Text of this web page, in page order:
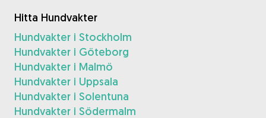
Hitta Hundvakter
Hundvakter i Stockholm
Hundvakter i Göteborg
Hundvakter i Malmö
Hundvakter i Uppsala
Hundvakter i Solentuna
Hundvakter i Södermalm